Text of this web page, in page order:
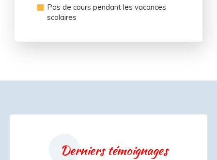
Pas de cours pendant les vacances
scolaires
Derniers témoignages